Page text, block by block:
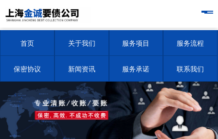
首页 关于我们 服务项目 服务流程
保密协议 新闻资讯 服务承诺 联系我们